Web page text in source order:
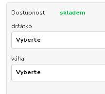
Dostupnost
skladem
držátko
váha